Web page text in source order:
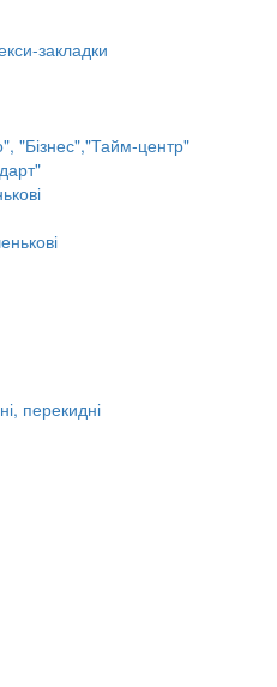
закладки
"Бізнес","Тайм-центр"
перекидні